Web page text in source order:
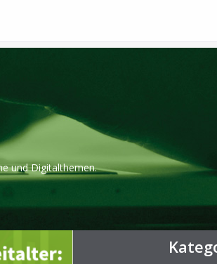
und Digitalthemen.